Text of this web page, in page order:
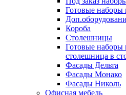
Готовые наборы
Короба
Столешницы
Готовые наборы
столешница в
Фасады Дельта
Фасады Монако
Фасады Николь
Офисная мебель